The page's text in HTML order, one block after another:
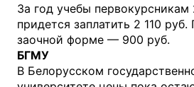
За год учебы первокурсникам
придется заплатить 2 110 руб.
заочной форме — 900 руб.
БГМУ
В Белорусском